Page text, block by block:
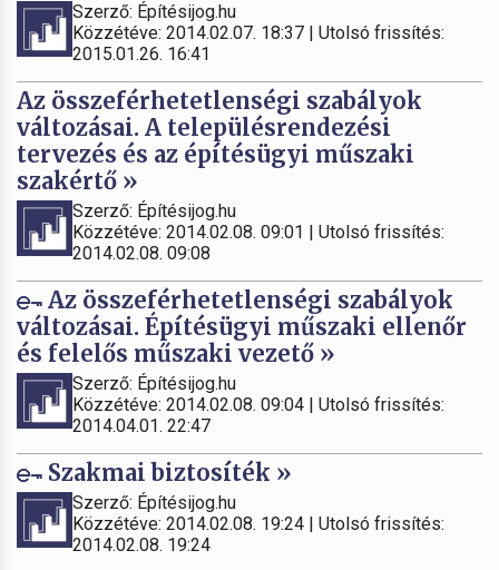
Szerző: Építésijog.hu
Közzétéve: 2014.02.07. 18:37 | Utolsó frissítés:
2015.01.26. 16:41
Az összeférhetetlenségi szabályok
változásai. A településrendezési
tervezés és az építésügyi műszaki
szakértő »
Szerző: Építésijog.hu
Közzétéve: 2014.02.08. 09:01 | Utolsó frissítés:
2014.02.08. 09:08
Az összeférhetetlenségi szabályok
változásai. Építésügyi műszaki ellenőr
és felelős műszaki vezető »
Szerző: Építésijog.hu
Közzétéve: 2014.02.08. 09:04 | Utolsó frissítés:
2014.04.01. 22:47
Szakmai biztosíték »
Szerző: Építésijog.hu
Közzétéve: 2014.02.08. 19:24 | Utolsó frissítés:
2014.02.08. 19:24